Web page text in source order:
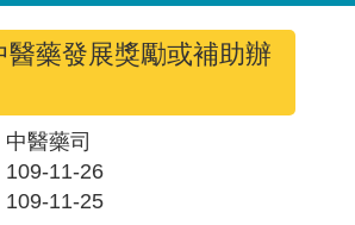
醫藥發展獎勵或補助辦
中醫藥司
109-11-26
109-11-25